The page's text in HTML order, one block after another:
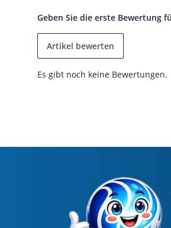
Geben Sie die erste Bewertung
Artikel bewerten
Es gibt noch keine Bewertungen.